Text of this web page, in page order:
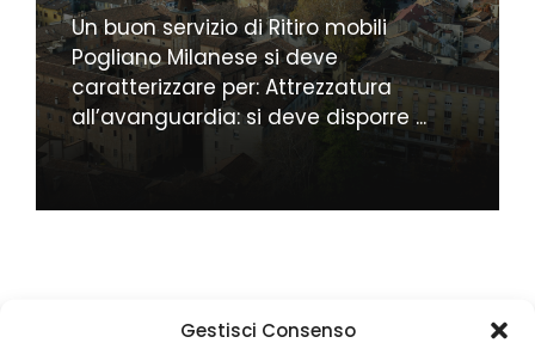
Gestisci Consenso
Un buon servizio di Ritiro mobili
Pogliano Milanese si deve
caratterizzare per: Attrezzatura
all’avanguardia: si deve disporre ...